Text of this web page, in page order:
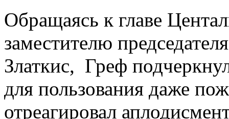
Обращаясь к главе
заместителю
Златкис, Греф
для пользования даже
отреагировал